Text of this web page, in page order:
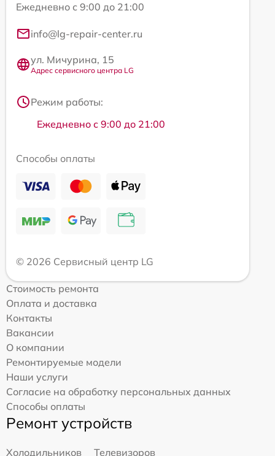
Ежедневно с 9:00 до 21:00
info@lg-repair-center.ru
ул. Мичурина, 15
Адрес сервисного центра LG
Режим работы:
Ежедневно с 9:00 до 21:00
Способы оплаты
© 2026 Сервисный центр LG
Стоимость ремонта
Оплата и доставка
Контакты
Вакансии
О компании
Ремонтируемые модели
Наши услуги
Согласие на обработку персональных данных
Способы оплаты
Ремонт устройств
Холодильников
Телевизоров